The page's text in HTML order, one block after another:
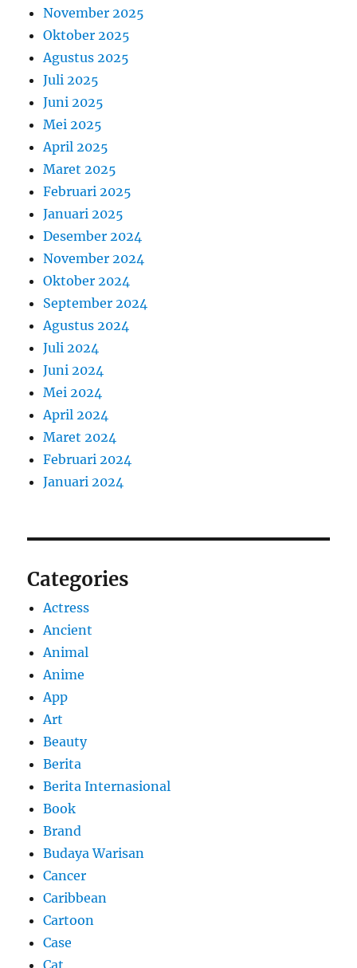
November 2025
Oktober 2025
Agustus 2025
Juli 2025
Juni 2025
Mei 2025
April 2025
Maret 2025
Februari 2025
Januari 2025
Desember 2024
November 2024
Oktober 2024
September 2024
Agustus 2024
Juli 2024
Juni 2024
Mei 2024
April 2024
Maret 2024
Februari 2024
Januari 2024
Categories
Actress
Ancient
Animal
Anime
App
Art
Beauty
Berita
Berita Internasional
Book
Brand
Budaya Warisan
Cancer
Caribbean
Cartoon
Case